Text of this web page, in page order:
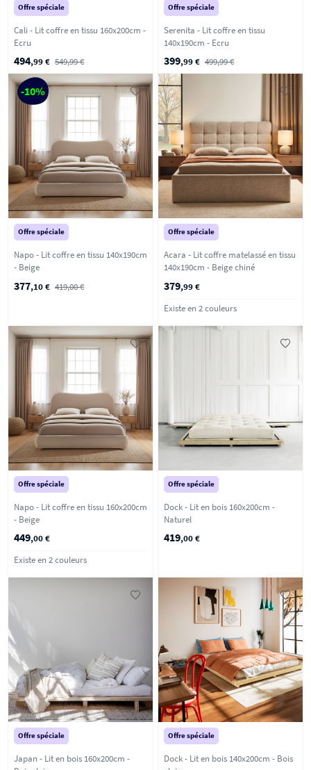
Offre spéciale
Cali - Lit coffre en tissu 160x200cm -
Ecru
494,99 € 549,99 €
Offre spéciale
Serenita - Lit coffre en tissu
140x190cm - Ecru
399,99 € 499,99 €
-10%
Offre spéciale
Napo - Lit coffre en tissu 140x190cm
- Beige
377,10 € 419,00 €
Offre spéciale
Acara - Lit coffre matelassé en tissu
140x190cm - Beige chiné
379,99 €
Existe en 2 couleurs
Offre spéciale
Napo - Lit coffre en tissu 160x200cm
- Beige
449,00 €
Existe en 2 couleurs
Offre spéciale
Dock - Lit en bois 160x200cm -
Naturel
419,00 €
Offre spéciale
Japan - Lit en bois 160x200cm -
Offre spéciale
Dock - Lit en bois 140x200cm - Bois